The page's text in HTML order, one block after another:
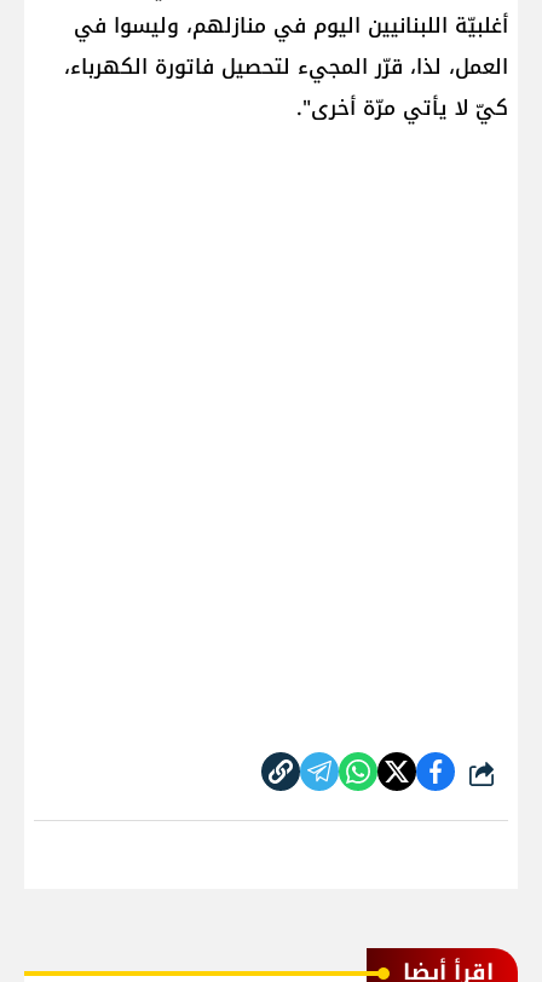
أغلبيّة اللبنانيين اليوم في منازلهم، وليسوا في
العمل، لذا، قرّر المجيء لتحصيل فاتورة الكهرباء،
كيّ لا يأتي مرّة أخرى".
شارك
اقرأ أيضا